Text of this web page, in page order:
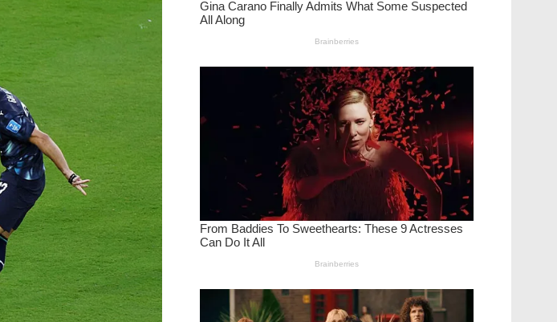
പ്രയോഗിക്കാൻ
എതിരെ
വരം ഈ രാഷ്ട്രം
ഇല്ലാതിരുന്ന
ബലം നൽകിയത്
പാവം
നടത്തിയുമാണ്
ആ വരം
തീവ്രവാദ
വഖഫ്
രണ്ട് നേതാക്കളുടെ
മുന്നണികളുടെ
സ്ഥലമാക്കി